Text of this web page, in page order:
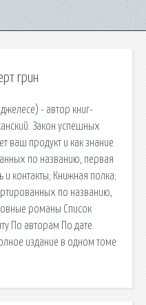
грин
- автор книг-
Закон успешных
ваш продукт и как знание
по названию, первая
контакты; Книжная полка;
по названию,
романы Список
По авторам По дате.
издание в одном томе